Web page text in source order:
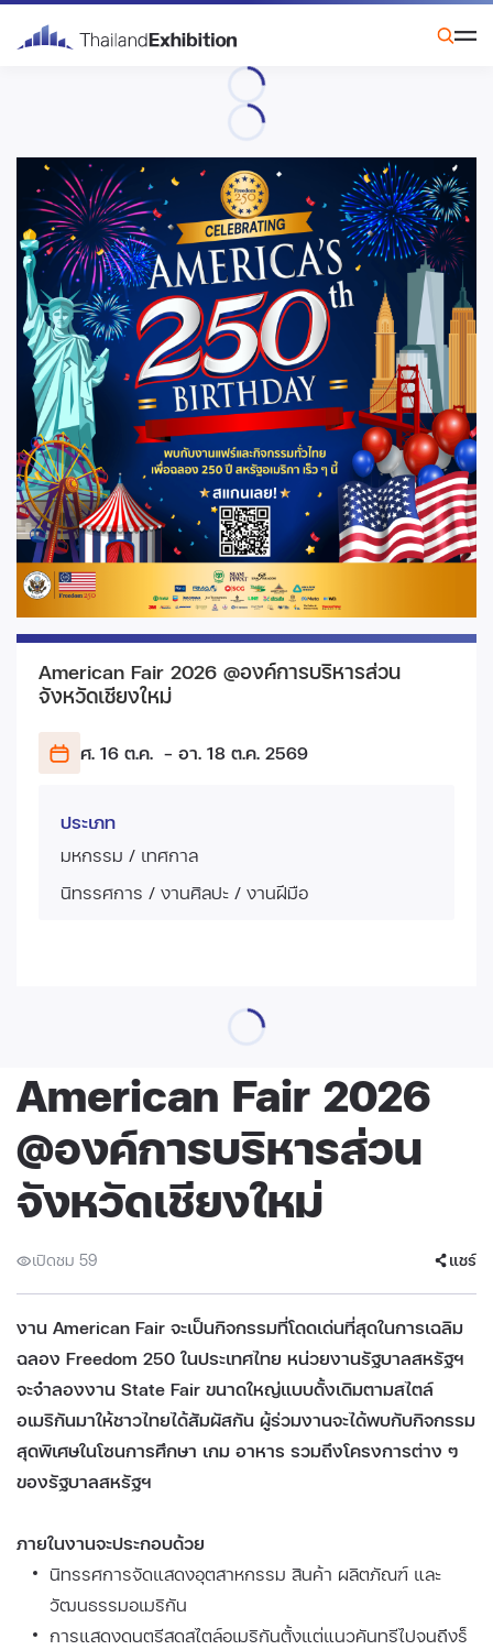
American Fair 2026 @องค์การบริหารส่วน
จังหวัดเชียงใหม่
ศ. 16 ต.ค. - อา. 18 ต.ค. 2569
ประเภท
มหกรรม / เทศกาล
นิทรรศการ / งานศิลปะ / งานฝีมือ
American Fair 2026
@องค์การบริหารส่วน
จังหวัดเชียงใหม่
เปิดชม 59 แชร์
งาน American Fair จะเป็นกิจกรรมที่โดดเด่นที่สุดในการเฉลิม
ฉลอง Freedom 250 ในประเทศไทย หน่วยงานรัฐบาลสหรัฐฯ
จะจําลองงาน State Fair ขนาดใหญ่แบบดั้งเดิมตามสไตล์
อเมริกันมาให้ชาวไทยได้สัมผัสกัน ผู้ร่วมงานจะได้พบกับกิจกรรม
สุดพิเศษในโซนการศึกษา เกม อาหาร รวมถึงโครงการต่าง ๆ
ของรัฐบาลสหรัฐฯ
ภายในงานจะประกอบด้วย
นิทรรศการจัดแสดงอุตสาหกรรม สินค้า ผลิตภัณฑ์ และ
วัฒนธรรมอเมริกัน
การแสดงดนตรีสดสไตล์อเมริกันตั้งแต่แนวคันทรีไปจนถึงร็